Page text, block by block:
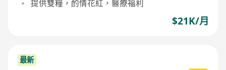
提供雙糧，酌情花紅，醫療福利
$21K/月
最新